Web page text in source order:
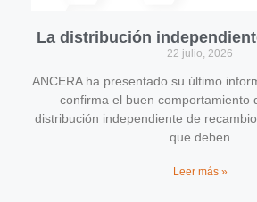
La distribución
22 julio, 2026
ANCERA ha presentado su último
confirma el buen comportamiento
distribución independiente de
que deben
Leer más »